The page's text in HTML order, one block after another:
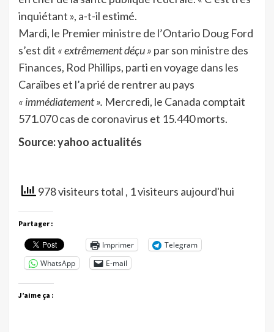
inquiétant », a-t-il estimé.
Mardi, le Premier ministre de l’Ontario Doug Ford
s’est dit « extrêmement déçu » par son ministre des
Finances, Rod Phillips, parti en voyage dans les
Caraïbes et l’a prié de rentrer au pays
« immédiatement ». Mercredi, le Canada comptait
571.070 cas de coronavirus et 15.440 morts.
Source: yahoo actualités
978 visiteurs total , 1 visiteurs aujourd'hui
Partager :
Imprimer
Telegram
WhatsApp
E-mail
J’aime ça :